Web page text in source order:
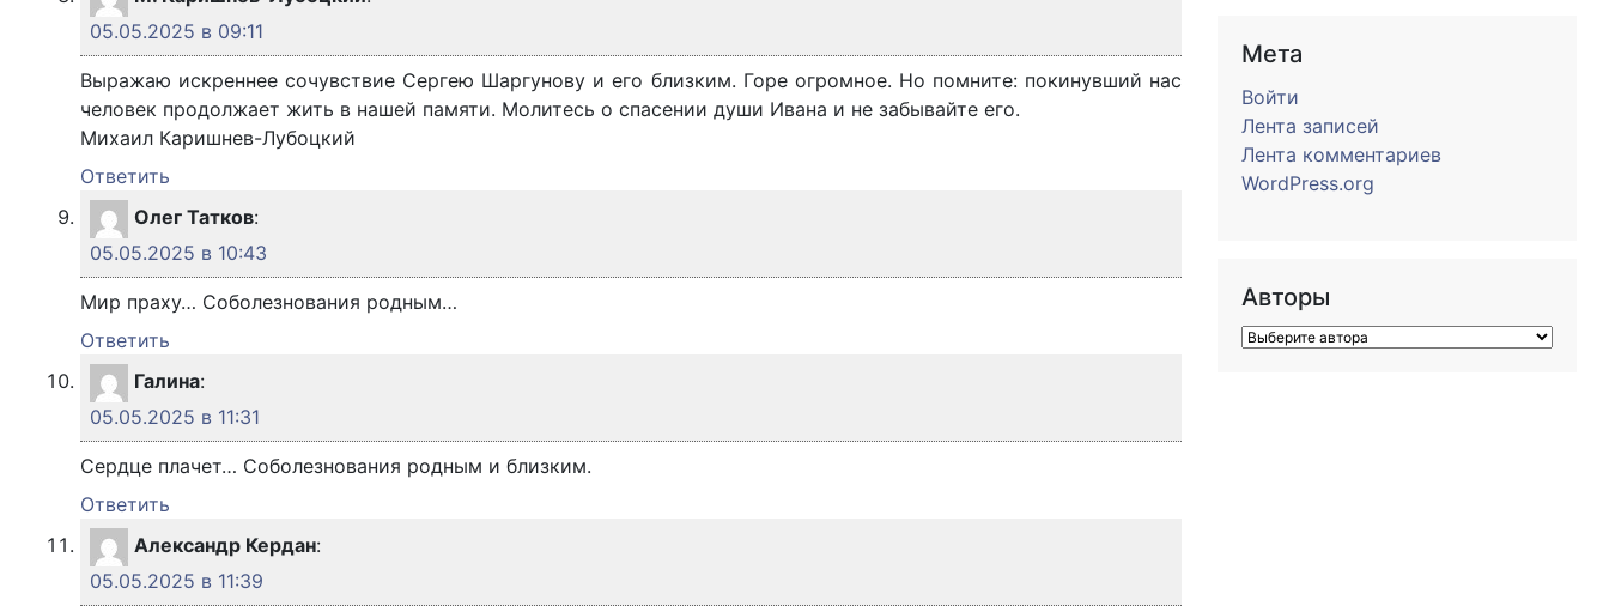
05.05.2025 в 09:11
Выражаю искреннее сочувствие Сергею Шаргунову и его близким. Горе огромное. Но помните: покинувший нас
человек продолжает жить в нашей памяти. Молитесь о спасении души Ивана и не забывайте его.
Михаил Каришнев-Лубоцкий
Ответить
Олег Татков:
05.05.2025 в 10:43
Мир праху… Соболезнования родным…
Ответить
Галина:
05.05.2025 в 11:31
Сердце плачет… Соболезнования родным и близким.
Ответить
Александр Кердан:
05.05.2025 в 11:39
Мета
Войти
Лента записей
Лента комментариев
WordPress.org
Авторы